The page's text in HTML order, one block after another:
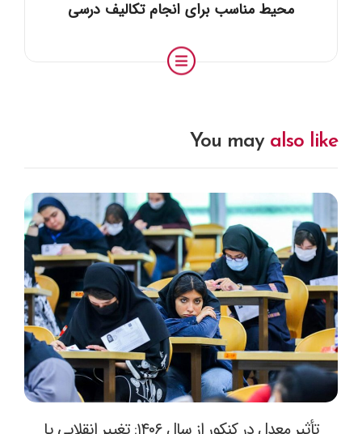
محیط مناسب برای انجام تکالیف درسی
You may also like
تأثیر معدل در کنکور از سال ۱۴۰۶: تغییر انقلابی یا